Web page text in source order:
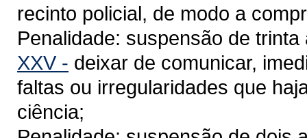
recinto policial, de modo a
Penalidade: suspensão de
XXV - deixar de comunicar,
faltas ou irregularidades que
ciência;